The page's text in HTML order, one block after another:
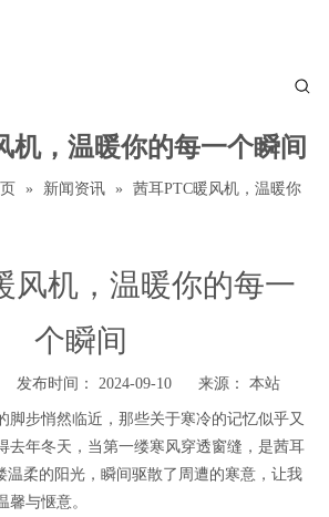
机，温暖你的每一个瞬间
» 新闻资讯 »
茜耳PTC暖风机，温暖你
风机，温暖你的每一
个瞬间
发布时间： 2024-09-10 来源： 本站
脚步悄然临近，那些关于寒冷的记忆似乎又
去年冬天，当第一缕寒风穿透窗缝，是茜耳
温柔的阳光，瞬间驱散了周遭的寒意，让我
馨与惬意。